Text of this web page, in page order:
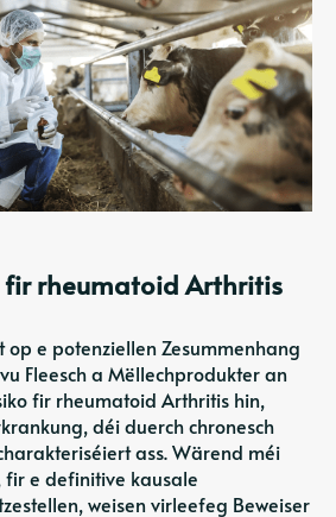
fir rheumatoid Arthritis
op e potenziellen Zesummenhang
Fleesch a Mëllechprodukter an
fir rheumatoid Arthritis hin,
déi duerch chronesch
ass. Wärend méi
fir e definitive kausale
weisen virleefeg Beweiser